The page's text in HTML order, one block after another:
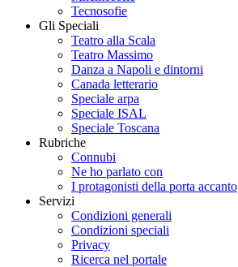
Tecnosofie
Gli Speciali
Teatro alla Scala
Teatro Massimo
Danza a Napoli e dintorni
Canada letterario
Speciale arpa
Speciale ISAL
Speciale Toscana
Rubriche
Connubi
Ne ho parlato con
I protagonisti della porta accanto
Servizi
Condizioni generali
Condizioni speciali
Privacy
Ricerca nel portale